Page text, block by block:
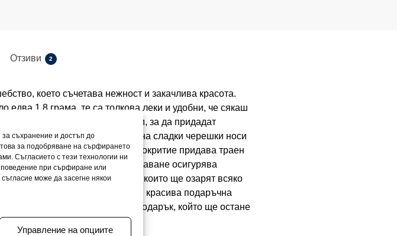
за съхранение и достъп до
за подобряване на сърфирането
Съгласието с тези технологии ни
при сърфиране или
може да засегне някои
Управление на опциите
Отзиви 2
което съчетава нежност и закачлива красота.
едва 1,8 грама, те са толкова леки и удобни, че сякаш
см, са перфектно балансирани, за да придадат
детски моменти. Дизайнът на сладки черешки носи
в усмивка. Родиевото покритие придава траен
надеждното английско закопчаване осигурява
символ на радост и нежност, които ще озарят всяко
принцеса, като ги достави в красива подаръчна
в истински специален подарък, който ще остане